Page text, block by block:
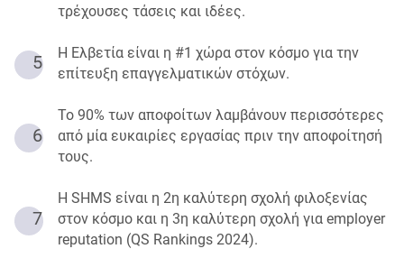
τρέχουσες τάσεις και ιδέες.
5
Η Ελβετία είναι η #1 χώρα στον κόσμο για την
επίτευξη επαγγελματικών στόχων.
6
Το 90% των αποφοίτων λαμβάνουν περισσότερες
από μία ευκαιρίες εργασίας πριν την αποφοίτησή
τους.
7
Η SHMS είναι η 2η καλύτερη σχολή φιλοξενίας
στον κόσμο και η 3η καλύτερη σχολή για employer
reputation (QS Rankings 2024).